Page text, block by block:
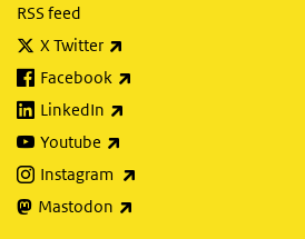
RSS feed
X Twitter
Facebook
LinkedIn
Youtube
Instagram
Mastodon